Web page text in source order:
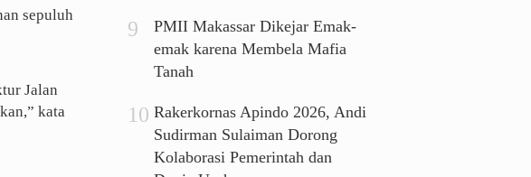
sepuluh
Jalan
kata
PMII Makassar Dikejar Emak-
emak karena Membela Mafia
Tanah
Rakerkornas Apindo 2026, Andi
Sudirman Sulaiman Dorong
Kolaborasi Pemerintah dan